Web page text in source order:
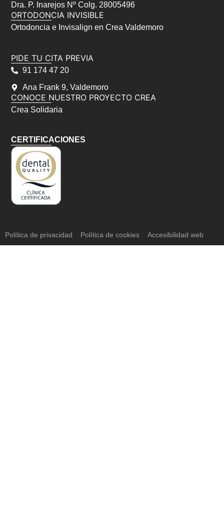
Dra. P. Inarejos Nº Colg. 28005496
ORTODONCIA INVISIBLE
Ortodoncia e Invisalign en Crea Valdemoro
PIDE TU CITA PREVIA
91 174 47 20
Ana Frank 9, Valdemoro
CONOCE NUESTRO PROYECTO CREA
Crea Solidaria
CERTIFICACIONES
Política de privacidad Política de cookies Accesibilidad web